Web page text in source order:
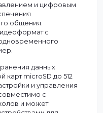
доступом. Оно
видео с
сжатие H.264 и
качество
к
аудио,
и цифровым
общения.